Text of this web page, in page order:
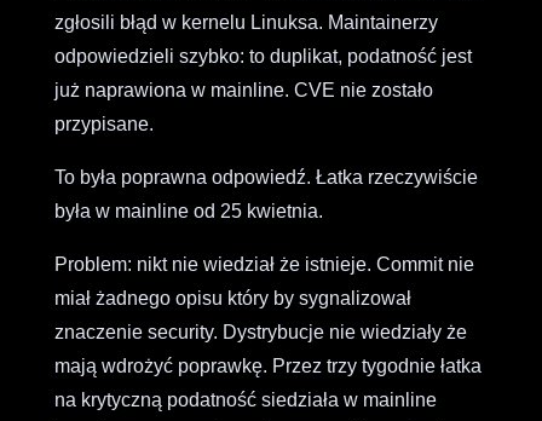
zgłosili błąd w kernelu Linuksa. Maintainerzy
odpowiedzieli szybko: to duplikat, podatność jest
już naprawiona w mainline. CVE nie zostało
przypisane.
To była poprawna odpowiedź. Łatka rzeczywiście
była w mainline od 25 kwietnia.
Problem: nikt nie wiedział że istnieje. Commit nie
miał żadnego opisu który by sygnalizował
znaczenie security. Dystrybucje nie wiedziały że
mają wdrożyć poprawkę. Przez trzy tygodnie łatka
na krytyczną podatność siedziała w mainline